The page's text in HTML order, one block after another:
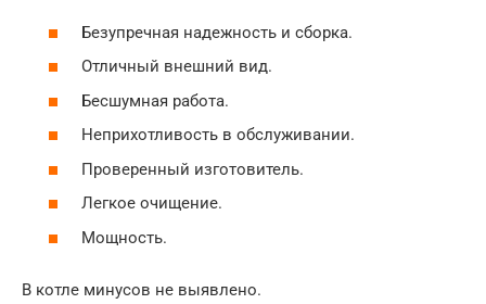
Безупречная надежность и сборка.
Отличный внешний вид.
Бесшумная работа.
Неприхотливость в обслуживании.
Проверенный изготовитель.
Легкое очищение.
Мощность.
В котле минусов не выявлено.